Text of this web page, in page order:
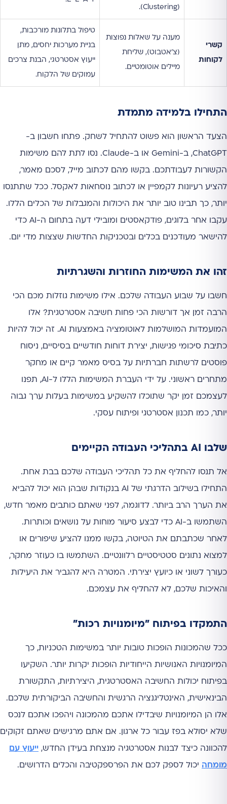
(Clustering).
קשרי
לקוחות
מענה על שאלות נפוצות
(צ'אטבוט), שליחת
מיילים אוטומטיים.
טיפול בתלונות מורכבות,
בניית מערכות יחסים, מתן
ייעוץ אסטרטגי, הבנת צרכים
עמוקים של הלקוח.
התחילו בלמידה מתמדת
הצעד הראשון הוא פשוט להתחיל לשחק. פתחו חשבון ב-
ChatGPT, ב-Gemini או ב-Claude. נסו לתת להם משימות
הקשורות לעבודתכם. בקשו מהם לכתוב מייל, לסכם מאמר,
להציע רעיונות לקמפיין או לכתוב נוסחאות לאקסל. ככל שתתנסו
יותר, כך תבינו טוב יותר את היכולות והמגבלות של הכלים הללו.
עקבו אחר בלוגים, פודקאסטים ומובילי דעה בתחום ה-AI כדי
להישאר מעודכנים בכלים ובטכניקות החדשות שצצות מדי יום.
זהו את המשימות החוזרות והשגרתיות
חשבו על שבוע העבודה שלכם. אילו משימות גוזלות מכם הכי
הרבה זמן אך דורשות הכי פחות חשיבה אסטרטגית? אלו
המועמדות המושלמות לאוטומציה באמצעות AI. זה יכול להיות
כתיבת סיכומי פגישות, יצירת דוחות חודשיים בסיסיים, ניסוח
פוסטים לרשתות חברתיות על בסיס מאמר קיים או מחקר
מתחרים ראשוני. על ידי העברת המשימות הללו ל-AI, תפנו
לעצמכם זמן יקר שתוכלו להשקיע במשימות בעלות ערך גבוה
יותר, כמו תכנון אסטרטגי ופיתוח עסקי.
שלבו AI בתהליכי העבודה הקיימים
אל תנסו להחליף את כל תהליכי העבודה שלכם בבת אחת.
התחילו בשילוב הדרגתי של AI בנקודות שבהן הוא יכול להביא
את הערך הרב ביותר. לדוגמה, לפני שאתם כותבים מאמר חדש,
השתמשו ב-AI כדי לבצע סיעור מוחות על נושאים וכותרות.
לאחר שכתבתם את הטיוטה, בקשו ממנו להציע שיפורים או
למצוא נתונים סטטיסטיים רלוונטיים. השתמשו בו כעוזר מחקר,
כעורך לשוני או כיועץ יצירתי. המטרה היא להגביר את היעילות
והאיכות שלכם, לא להחליף את עצמכם.
התמקדו בפיתוח "מיומנויות רכות"
ככל שהמכונות הופכות טובות יותר במשימות הטכניות, כך
המיומנויות האנושיות הייחודיות הופכות יקרות יותר. השקיעו
בפיתוח יכולות החשיבה האסטרטגית, היצירתיות, התקשורת
הבינאישית, האינטליגנציה הרגשית והחשיבה הביקורתית שלכם.
אלו הן המיומנויות שיבדילו אתכם מהמכונה ויהפכו אתכם לנכס
שלא יסולא בפז עבור כל ארגון. אם אתם מרגישים שאתם זקוקים
להכוונה כיצד לבנות אסטרטגיה מנצחת בעידן החדש, ייעוץ עם
מומחה יכול לספק לכם את הפרספקטיבה והכלים הדרושים.